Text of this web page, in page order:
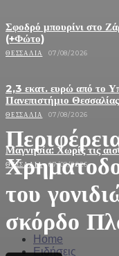
του
σκόρδο
Σφοδρό μπουρίνι στο
(+Φώτο)
ΘΕΣΣΑΛΊΑ 07/08/2026
2,3 εκατ. ευρώ από το
Πανεπιστήμιο Θεσσαλίας
ΘΕΣΣΑΛΊΑ 07/08/2026
Μαγνησία: Χωρίς τις
ΘΕΣΣΑΛΊΑ 07/08/2026
Home
Ειδήσεις